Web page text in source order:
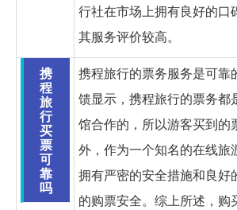
行社在市场上拥有良好的口
其服务评价较高。
携
程
旅
行
买
票
可
靠
吗
携程旅行的票务服务是可靠
馈显示，携程旅行的票务都
馆合作的，所以游客买到的
外，作为一个知名的在线旅
拥有严密的安全措施和良好
的购票安全。综上所述，购